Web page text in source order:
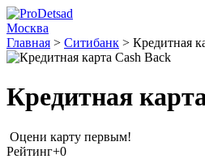
Москва
Главная > Ситибанк > Кредитная
Кредитная
Оцени карту первым!
Рейтинг+0